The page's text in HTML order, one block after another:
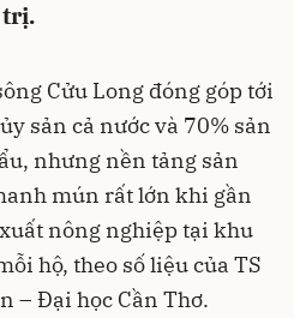
trị.
Cửu Long đóng góp tới
sản cả nước và 70% sản
nhưng nền tảng sản
mún rất lớn khi gần
nông nghiệp tại khu
hộ, theo số liệu của TS
– Đại học Cần Thơ.